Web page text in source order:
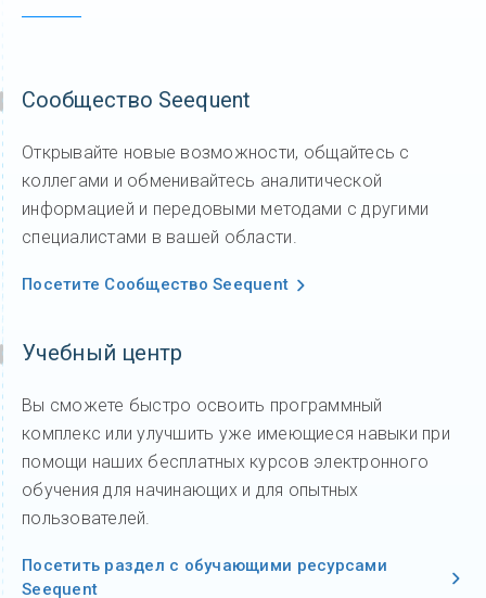
Сообщество Seequent
Открывайте новые возможности, общайтесь с
коллегами и обменивайтесь аналитической
информацией и передовыми методами с другими
специалистами в вашей области.
Посетите Сообщество Seequent
Учебный центр
Вы сможете быстро освоить программный
комплекс или улучшить уже имеющиеся навыки при
помощи наших бесплатных курсов электронного
обучения для начинающих и для опытных
пользователей.
Посетить раздел с обучающими ресурсами
Seequent